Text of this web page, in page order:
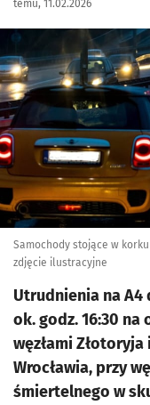
temu, 11.02.2026
Kliknij, aby powiększyć
Samochody stojące w
zdjęcie ilustracyjne
Utrudnienia na A4
ok. godz. 16:30
węzłami
Wrocławia, przy
śmiertelnego w